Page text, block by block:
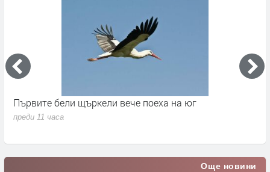
Първите бели щъркели вече поеха на юг
преди 11 часа
Още новини